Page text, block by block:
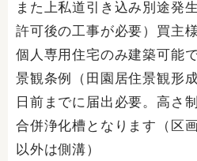
また上私道引き込み別途発
許可後の工事が必要）買主
個人専用住宅のみ建築可能で
景観条例（田園居住景観形
日前までに届出必要。高さ
合併浄化槽となります（区
以外は側溝）